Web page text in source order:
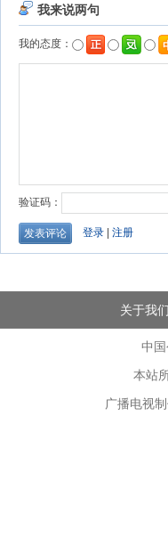
关于我们
中
本站
广播电视